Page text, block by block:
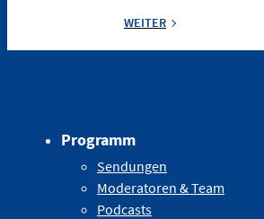
WEITER
Programm
Sendungen
Moderatoren & Team
Podcasts